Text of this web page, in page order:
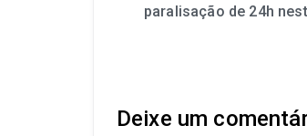
paralisação de 24h
Deixe um